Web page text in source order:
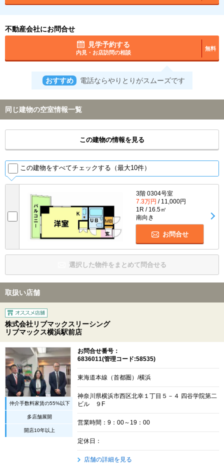
不動産会社にお問合せ
見学予約する
内見・お店訪問の相談
無料
おすすめ 電話ならやりとりがスムーズです
同じ建物の空室情報一覧
この建物の情報を見る
この建物をすべてチェックする（最大10件）
3階 0304号室
7.3万円 / 11,000円
1R / 16.5㎡
南向き
お問合せ
選択した物件をまとめて問合せる
取扱い店舗
株式会社リブマックスリーシング
リブマックス横浜駅前店
仲介手数料家賃の55%以下
多店舗展開
開店10年以上
お問合せ番号：
6836011(管理コード:58535)
東海道本線（首都圏）/横浜
神奈川県横浜市西区北幸１丁目５－４ 四谷学院第二
ビル ９F
営業時間：9：00～19：00
定休日：
店舗の詳細を見る